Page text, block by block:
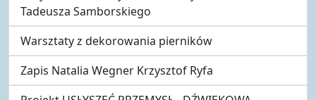
Tadeusza Samborskiego
Warsztaty z dekorowania pierników
Zapis Natalia Wegner Krzysztof Ryfa